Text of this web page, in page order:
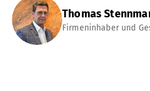
Thomas
Firmeninhaber und